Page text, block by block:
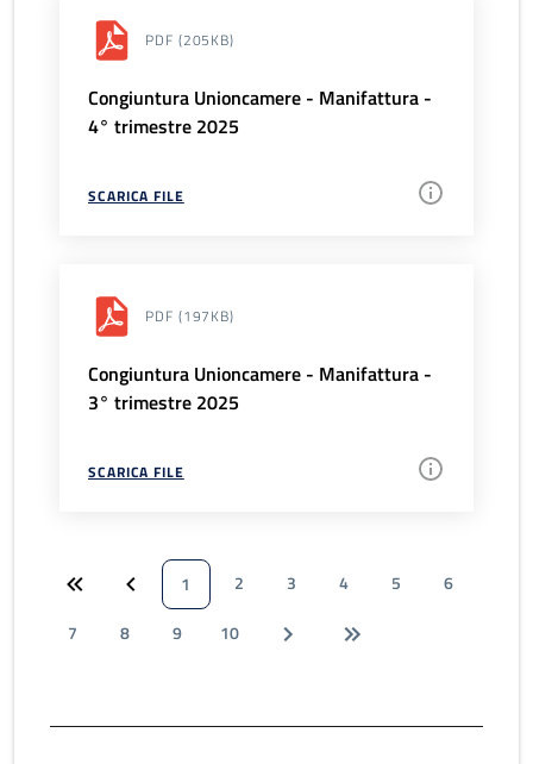
PDF (205KB)
Congiuntura Unioncamere - Manifattura -
4° trimestre 2025
SCARICA FILE
PDF (197KB)
Congiuntura Unioncamere - Manifattura -
3° trimestre 2025
SCARICA FILE
1 2 3 4 5
6
7
8 9 10